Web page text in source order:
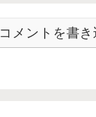
コメントを書き